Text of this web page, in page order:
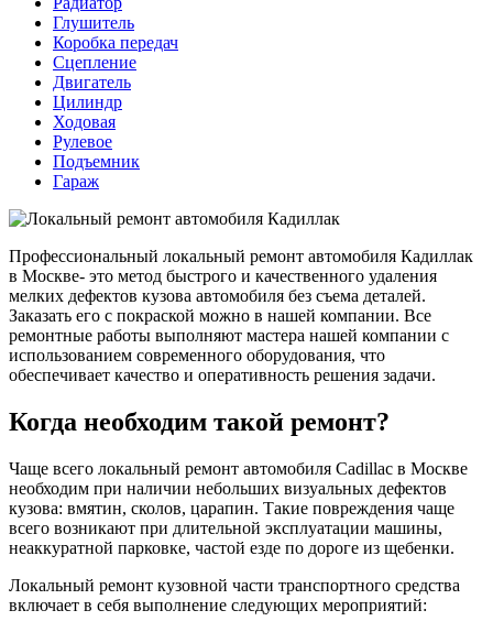
Глушитель
Коробка передач
Сцепление
Двигатель
Цилиндр
Ходовая
Рулевое
Подъемник
Гараж
Профессиональный локальный ремонт автомобиля Кадиллак
в Москве- это метод быстрого и качественного удаления
мелких дефектов кузова автомобиля без съема деталей.
Заказать его с покраской можно в нашей компании. Все
ремонтные работы выполняют мастера нашей компании с
использованием современного оборудования, что
обеспечивает качество и оперативность решения задачи.
Когда необходим такой ремонт?
Чаще всего локальный ремонт автомобиля Cadillac в Москве
необходим при наличии небольших визуальных дефектов
кузова: вмятин, сколов, царапин. Такие повреждения чаще
всего возникают при длительной эксплуатации машины,
неаккуратной парковке, частой езде по дороге из щебенки.
Локальный ремонт кузовной части транспортного средства
включает в себя выполнение следующих мероприятий: